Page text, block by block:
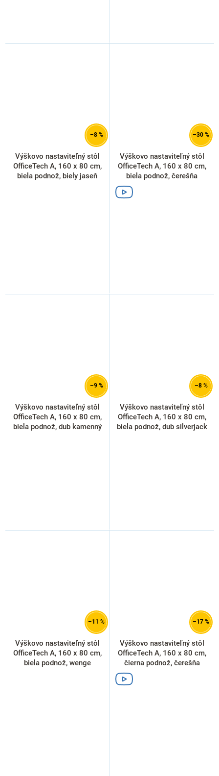
–8 %
Výškovo nastaviteľný stôl
OfficeTech A, 160 x 80 cm,
biela podnož, biely jaseň
–30 %
Výškovo nastaviteľný stôl
OfficeTech A, 160 x 80 cm,
biela podnož, čerešňa
–9 %
Výškovo nastaviteľný stôl
OfficeTech A, 160 x 80 cm,
biela podnož, dub kamenný
–8 %
Výškovo nastaviteľný stôl
OfficeTech A, 160 x 80 cm,
biela podnož, dub silverjack
–11 %
Výškovo nastaviteľný stôl
OfficeTech A, 160 x 80 cm,
biela podnož, wenge
–17 %
Výškovo nastaviteľný stôl
OfficeTech A, 160 x 80 cm,
čierna podnož, čerešňa